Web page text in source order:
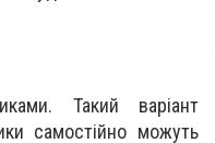
Такий варіант
самостійно можуть